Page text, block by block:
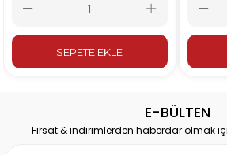
SEPETE EKLE
E-BÜLTEN
Fırsat & indirimlerden haberdar olmak